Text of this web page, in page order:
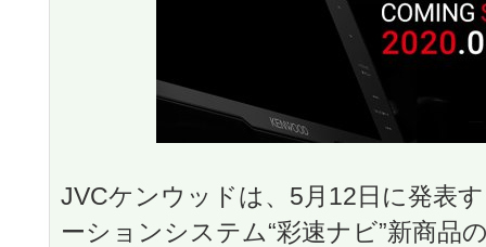
JVCケンウッドは、5月12日に発表
ーションシステム“彩速ナビ”新商品